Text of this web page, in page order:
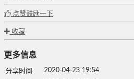
点赞鼓励一下
收藏
更多信息
分享时间
2020-04-23 19:54